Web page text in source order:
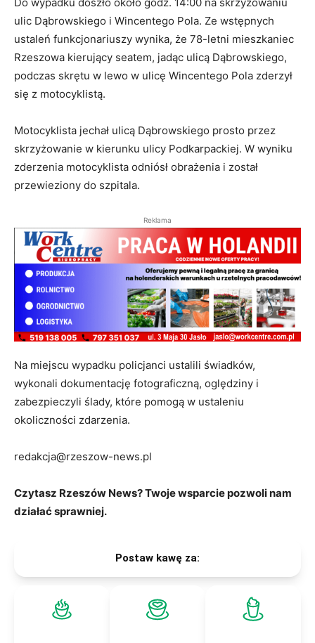
ulic Dąbrowskiego i Wincentego Pola. Ze wstępnych
ustaleń funkcjonariuszy wynika, że 78-letni mieszkaniec
Rzeszowa kierujący seatem, jadąc ulicą Dąbrowskiego,
podczas skrętu w lewo w ulicę Wincentego Pola zderzył
się z motocyklistą.
Motocyklista jechał ulicą Dąbrowskiego prosto przez
skrzyżowanie w kierunku ulicy Podkarpackiej. W wyniku
zderzenia motocyklista odniósł obrażenia i został
przewieziony do szpitala.
Reklama
Na miejscu wypadku policjanci ustalili świadków,
wykonali dokumentację fotograficzną, oględziny i
zabezpieczyli ślady, które pomogą w ustaleniu
okoliczności zdarzenia.
redakcja@rzeszow-news.pl
Czytasz Rzeszów News? Twoje wsparcie pozwoli nam
działać sprawniej.
Postaw kawę za: